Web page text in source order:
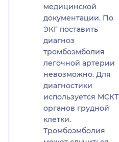
медицинской
документации. По
ЭКГ поставить
диагноз
тромбоэмболия
легочной артерии
невозможно. Для
диагностики
используется МСКТ
органов грудной
клетки.
Тромбоэмболия